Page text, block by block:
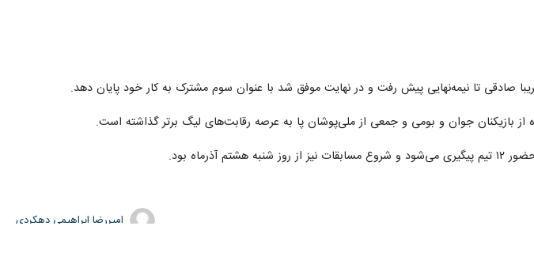
صادقی تا نیمه‌نهایی پیش رفت و در نهایت موفق شد با عنوان سوم مشترک به کار خود پایان دهد.
بازیکنان جوان و بومی و جمعی از ملی‌پوشان پا به عرصه رقابت‌های لیگ برتر گذاشته است.
بود.
امیررضا ابراهیمی دهکردی